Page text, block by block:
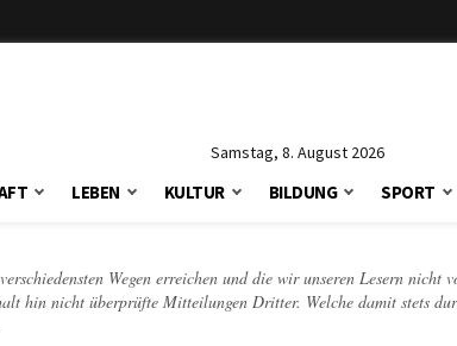
Samstag, 8. August 2026
LEBEN KULTUR BILDUNG SPORT
Wegen erreichen und die wir unseren Lesern nicht
hin nicht überprüfte Mitteilungen Dritter. Welche damit stets